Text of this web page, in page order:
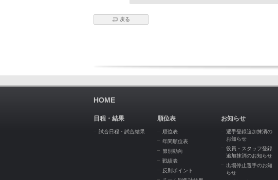
戻る
HOME
日程・結果
試合日程・試合結果
順位表
順位表
年間順位表
節別動向
戦績表
反則ポイント
お知らせ
選手登録追加抹消の
お知らせ
役員・スタッフ登録
追加抹消のお知らせ
出場停止選手のお知
らせ